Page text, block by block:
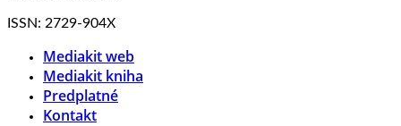
ISSN: 2729-904X
Mediakit web
Mediakit kniha
Predplatné
Kontakt